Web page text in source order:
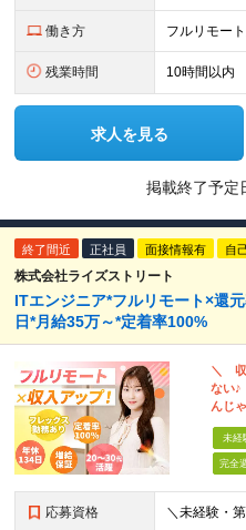
働き方 フルリモー
残業時間 10時間以内
求人を見る
掲載終了予定
終了間近 正社員 面接情報有 自
株式会社ライズストリート
ITエンジニア*フルリモート×還
日*月給35万～*定着率100%
＼ 収
ない♪
んじ
未経
完全
応募資格